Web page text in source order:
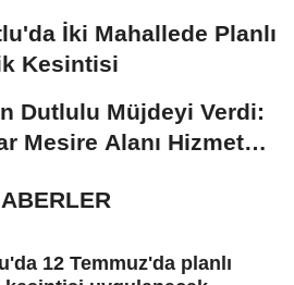
İki Mahallede Planlı
Kesintisi
Dutlulu Müjdeyi Verdi:
Mesire Alanı Hizmete
12 Temmuz'da planlı